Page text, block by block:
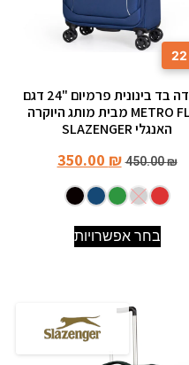
מזוודה בד בינונית פרמיום "24 דגם
METRO FLUX מבית מותג היוקרה
האנגלי SLAZENGER
450.00₪
350.00 ₪
בחר אפשרויות